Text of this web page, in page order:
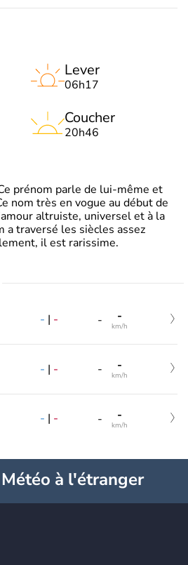
Lever
06h17
Coucher
20h46
prénom parle de lui-même et
nom très en vogue au début de
altruiste, universel et à la
a traversé les siècles assez
il est rarissime.
- | - - -
km/h
- | - - -
km/h
- | - - -
km/h
à l'étranger